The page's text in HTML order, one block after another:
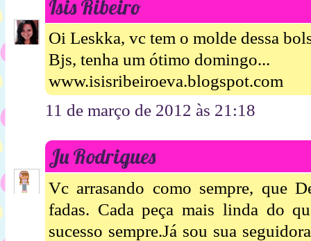
Isis Ribeiro
Oi Leskka, vc tem o molde dessa
Bjs, tenha um ótimo domingo...
www.isisribeiroeva.blogspot.com
11 de março de 2012 às 21:18
Ju Rodrigues
Vc arrasando como sempre, que
fadas. Cada peça mais linda do
sucesso sempre.Já sou sua